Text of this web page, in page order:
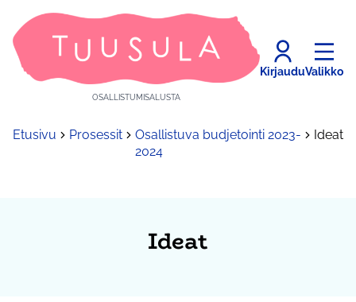
OSALLISTUMISALUSTA
KirjauduValikko
Etusivu Prosessit
Osallistuva budjetointi 2023-
2024
Ideat
Ideat